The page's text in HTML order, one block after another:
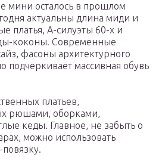
мини осталось в прошлом
актуальны длина миди и
платья, А-силуэты 60-х и
коконы. Современные
фасоны архитектурного
подчеркивает массивная обувь
платьев,
рюшами, оборками,
кеды. Главное, не забыть о
можно использовать